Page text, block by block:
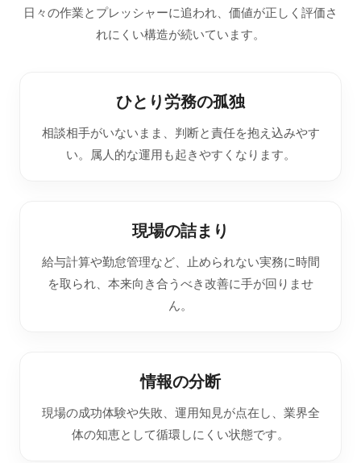
日々の作業とプレッシャーに追われ、価値が正しく評価さ
れにくい構造が続いています。
ひとり労務の孤独
相談相手がいないまま、判断と責任を抱え込みやす
い。属人的な運用も起きやすくなります。
現場の詰まり
給与計算や勤怠管理など、止められない実務に時間
を取られ、本来向き合うべき改善に手が回りませ
ん。
情報の分断
現場の成功体験や失敗、運用知見が点在し、業界全
体の知恵として循環しにくい状態です。